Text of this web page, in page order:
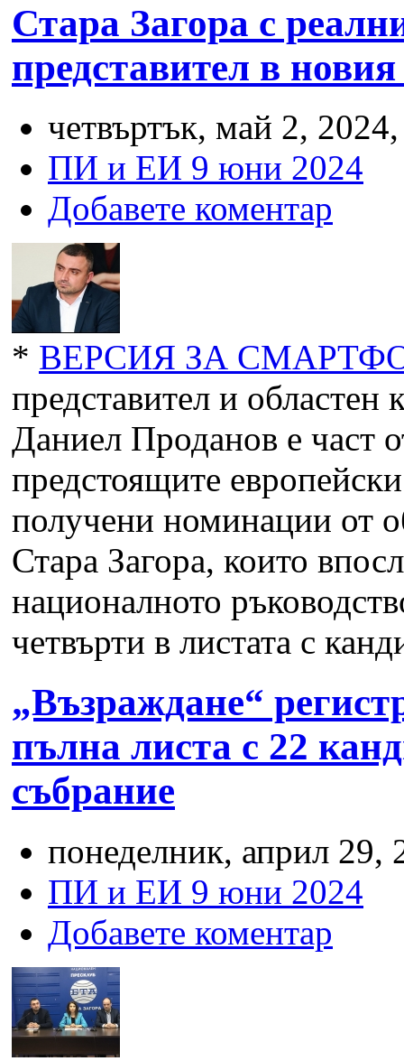
Стара Загора с
представител в
четвъртък, май 2,
ПИ и ЕИ 9 юни 2024
Добавете коментар
* ВЕРСИЯ ЗА
представител и
Даниел Проданов е част
предстоящите
получени номинации от
Стара Загора, които
националното
четвърти в листата с
„Възраждане“
пълна листа с 22
събрание
понеделник, април 29,
ПИ и ЕИ 9 юни 2024
Добавете коментар